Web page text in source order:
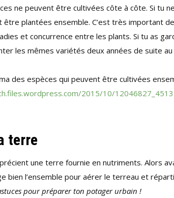
ne peuvent être cultivées côte à côte. Si tu
être plantées ensemble. C’est très important
et concurrence entre les plants. Si tu as
les mêmes variétés deux années de suite
des espèces qui peuvent être cultivées
2015/10/
terre
une terre fournie en nutriments. Alors
bien l’ensemble pour aérer le terreau et
pour préparer ton potager urbain !